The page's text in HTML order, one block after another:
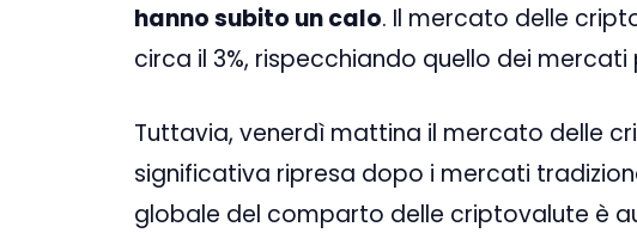
hanno subito un calo. Il mercato delle
circa il 3%, rispecchiando quello dei mercati
Tuttavia, venerdì mattina il mercato delle
significativa ripresa dopo i mercati
globale del comparto delle criptovalute è